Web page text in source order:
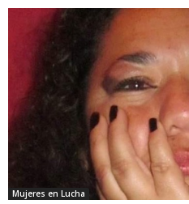
Mujeres en Lucha